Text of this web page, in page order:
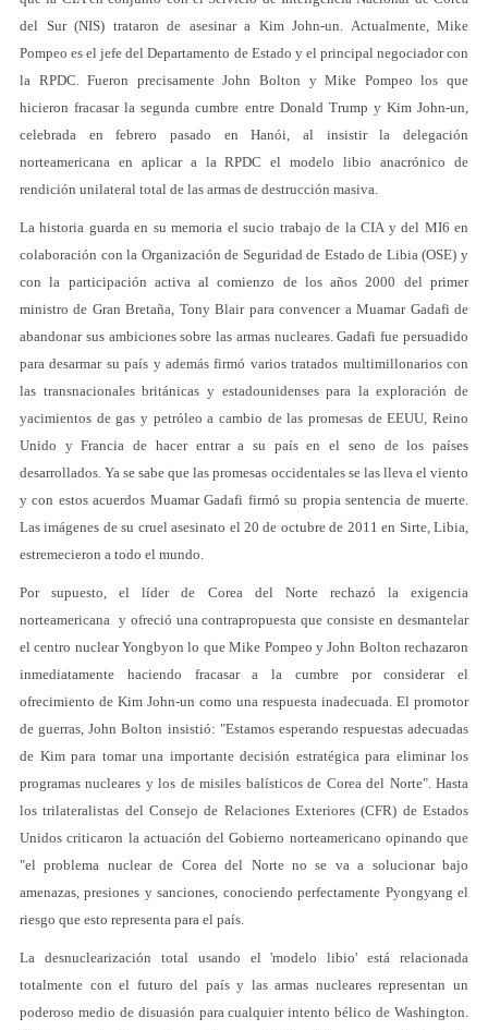
del Sur (NIS) trataron de asesinar a Kim John-un. Actualmente, Mike
Pompeo es el jefe del Departamento de Estado y el principal negociador con
la RPDC. Fueron precisamente John Bolton y Mike Pompeo los que
hicieron fracasar la segunda cumbre entre Donald Trump y Kim John-un,
celebrada en febrero pasado en Hanói, al insistir la delegación
norteamericana en aplicar a la RPDC el modelo libio anacrónico de
rendición unilateral total de las armas de destrucción masiva.
La historia guarda en su memoria el sucio trabajo de la CIA y del MI6 en
colaboración con la Organización de Seguridad de Estado de Libia (OSE) y
con la participación activa al comienzo de los años 2000 del primer
ministro de Gran Bretaña, Tony Blair para convencer a Muamar Gadafi de
abandonar sus ambiciones sobre las armas nucleares. Gadafi fue persuadido
para desarmar su país y además firmó varios tratados multimillonarios con
las transnacionales británicas y estadounidenses para la exploración de
yacimientos de gas y petróleo a cambio de las promesas de EEUU, Reino
Unido y Francia de hacer entrar a su país en el seno de los países
desarrollados. Ya se sabe que las promesas occidentales se las lleva el viento
y con estos acuerdos Muamar Gadafi firmó su propia sentencia de muerte.
Las imágenes de su cruel asesinato el 20 de octubre de 2011 en Sirte, Libia,
estremecieron a todo el mundo.
Por supuesto, el líder de Corea del Norte rechazó la exigencia
norteamericana y ofreció una contrapropuesta que consiste en desmantelar
el centro nuclear Yongbyon lo que Mike Pompeo y John Bolton rechazaron
inmediatamente haciendo fracasar a la cumbre por considerar el
ofrecimiento de Kim John-un como una respuesta inadecuada. El promotor
de guerras, John Bolton insistió: "Estamos esperando respuestas adecuadas
de Kim para tomar una importante decisión estratégica para eliminar los
programas nucleares y los de misiles balísticos de Corea del Norte". Hasta
los trilateralistas del Consejo de Relaciones Exteriores (CFR) de Estados
Unidos criticaron la actuación del Gobierno norteamericano opinando que
"el problema nuclear de Corea del Norte no se va a solucionar bajo
amenazas, presiones y sanciones, conociendo perfectamente Pyongyang el
riesgo que esto representa para el país.
La desnuclearización total usando el 'modelo libio' está relacionada
totalmente con el futuro del país y las armas nucleares representan un
poderoso medio de disuasión para cualquier intento bélico de Washington.